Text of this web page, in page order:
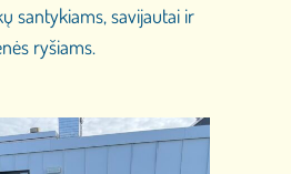
santykiams, savijautai ir
ryšiams.